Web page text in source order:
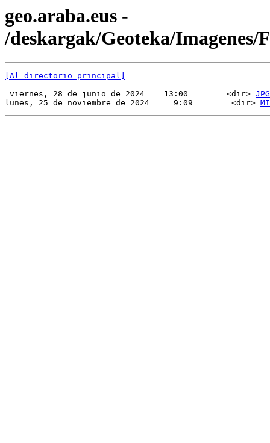
geo.araba.eus -
/deskargak/Geoteka/Imagenes/
[Al directorio principal]
viernes, 28 de junio de 2024    13:00        <dir> JPG
lunes, 25 de noviembre de 2024     9:09        <dir>